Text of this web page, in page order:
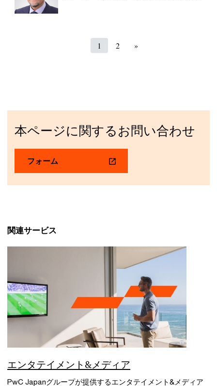
1 2 »
本ページに関するお問い合わせ
フォーム
関連サービス
エンタテイメント&メディア
PwC Japanグループが提供するエンタテイメント&メディア